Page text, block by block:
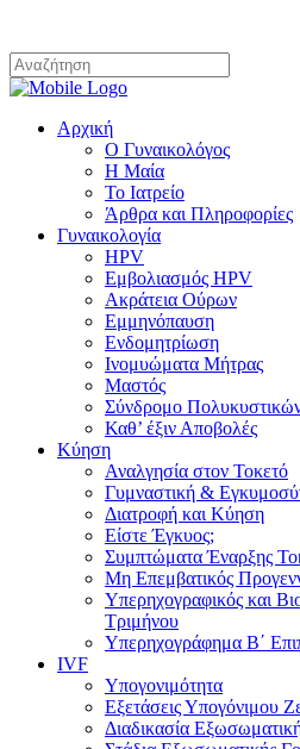
Αρχική
Ο Γυναικολόγος
Η Μαία
Το Ιατρείο
Άρθρα και Πληροφορίες
Γυναικολογία
HPV
Εμβολιασμός HPV
Ακράτεια Ούρων
Εμμηνόπαυση
Ενδομητρίωση
Ινομυώματα Μήτρας
Μαστός
Σύνδρομο
Καθ’ έξιν Αποβολές
Κύηση
Αναλγησία στον Τοκετό
Γυμναστική &
Διατροφή και Κύηση
Είστε Έγκυος;
Συμπτώματα Έναρξης
Μη Επεμβατικός
Υπερηχογραφικός και
Τριμήνου
Υπερηχογράφημα Β΄
IVF
Υπογονιμότητα
Εξετάσεις Υπογόνιμου
Διαδικασία